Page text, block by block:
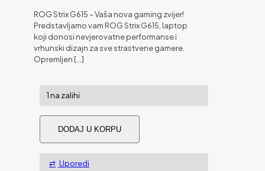
ROG Strix G615 – Vaša nova gaming zvijer!
Predstavljamo vam ROG Strix G615, laptop
koji donosi nevjerovatne performanse i
vrhunski dizajn za sve strastvene gamere.
Opremljen […]
1 na zalihi
Laptop
ROG
STRIX
G16
DODAJ U KORPU
Uporedi